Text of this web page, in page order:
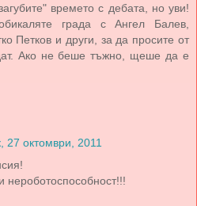
времето с дебата, но уви!
града с Ангел Балев,
Петков и други, за да просите от
Ако не беше тъжно, щеше да е
27 октомври, 2011
нероботоспособност!!!